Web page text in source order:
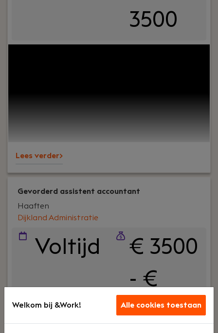
3500
mét plezier.
Lees verder>
Gevorderd assistent accountant
Dijkland Administratie
Haaften
Voltijd
€ 3500
- €
5500
Welkom bij &Work! Alle cookies toestaan